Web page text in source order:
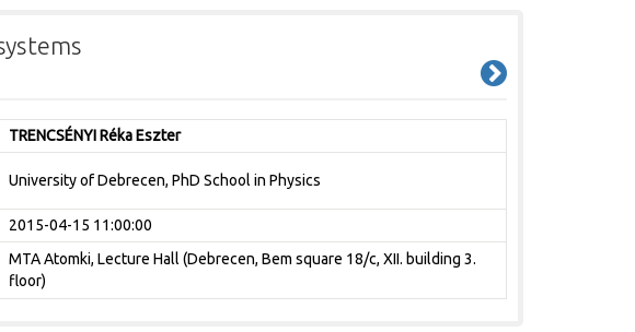
TRENCSÉNYI Réka Eszter
University of Debrecen, PhD School in Physics
2015-04-15 11:00:00
MTA Atomki, Lecture Hall (Debrecen, Bem square 18/c, XII. building 3.
floor)